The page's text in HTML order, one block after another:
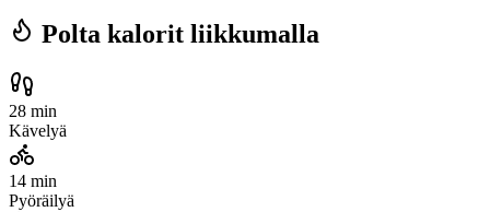
Polta kalorit liikkumalla
28 min
Kävelyä
14 min
Pyöräilyä